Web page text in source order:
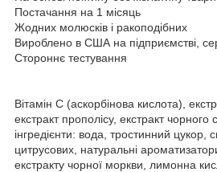
Постачання на 1 місяць
Жодних молюсків і ракоподібних
Вироблено в США на підприємстві,
Стороннє тестування
Вітамін С (аскорбінова кислота),
екстракт прополісу, екстракт чорного
інгредієнти: вода, тростинний цукор,
цитрусових, натуральні
екстракту чорної моркви, лимонна